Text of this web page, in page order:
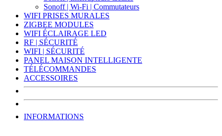
Sonoff | Wi-Fi | Commutateurs
WIFI PRISES MURALES
ZIGBEE MODULES
WIFI ÉCLAIRAGE LED
RF | SÉCURITÉ
WIFI | SÉCURITÉ
PANEL MAISON INTELLIGENTE
TÉLÉCOMMANDES
ACCESSOIRES
INFORMATIONS